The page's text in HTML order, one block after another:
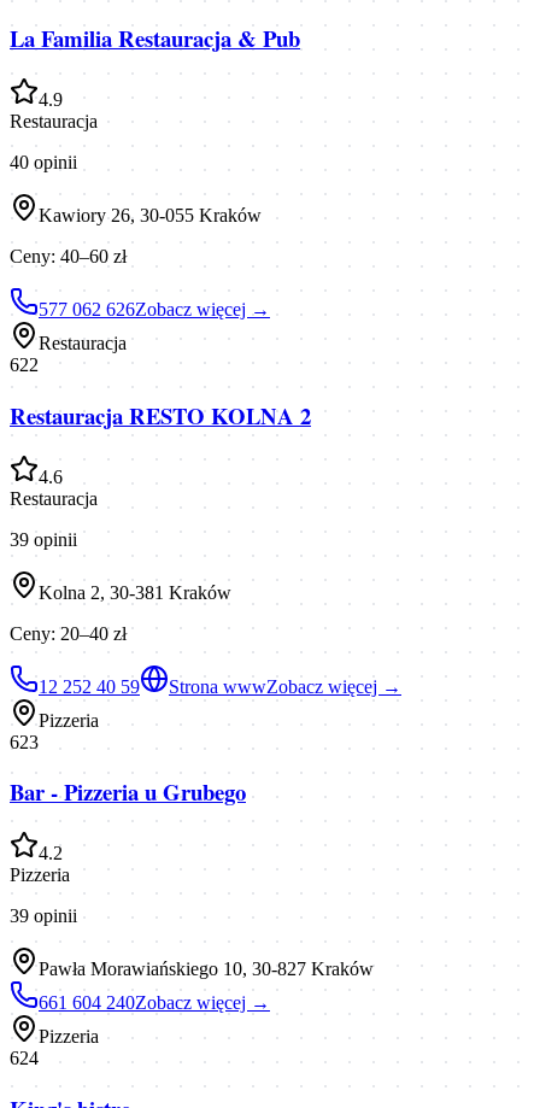
La Familia Restauracja & Pub
4.9
Restauracja
40 opinii
Kawiory 26, 30-055 Kraków
Ceny: 40–60 zł
577 062 626Zobacz więcej →
Restauracja
622
Restauracja RESTO KOLNA 2
4.6
Restauracja
39 opinii
Kolna 2, 30-381 Kraków
Ceny:20–40 zł
12 252 40 59 Strona wwwZobacz więcej →
Pizzeria
623
Bar - Pizzeria u Grubego
4.2
Pizzeria
39 opinii
Pawła Morawiańskiego 10, 30-827 Kraków
661 604 240Zobacz więcej →
Pizzeria
624